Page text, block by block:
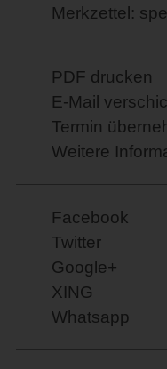
Merkzettel:
PDF drucken
E-Mail
Termin
Weitere
Facebook
Twitter
Google+
XING
Whatsapp